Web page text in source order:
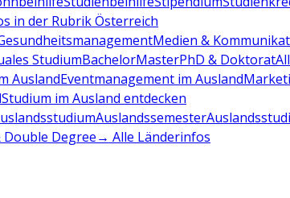
in der Rubrik Österreich
Medien &
StudiumBachelorMasterPhD & Doktorat
AuslandEventmanagement im Ausland
Studium im Ausland entdecken
Auslandssemester
Double Degree→ Alle Länderinfos